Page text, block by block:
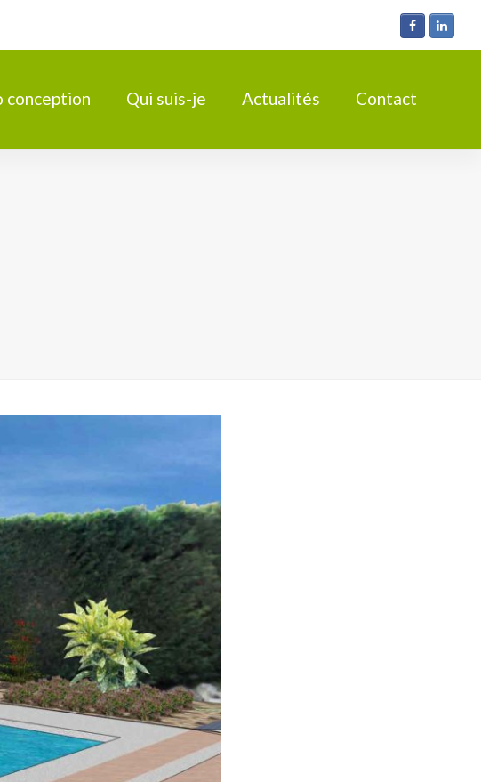
Facebook
conception Qui suis-je Actualités Contact